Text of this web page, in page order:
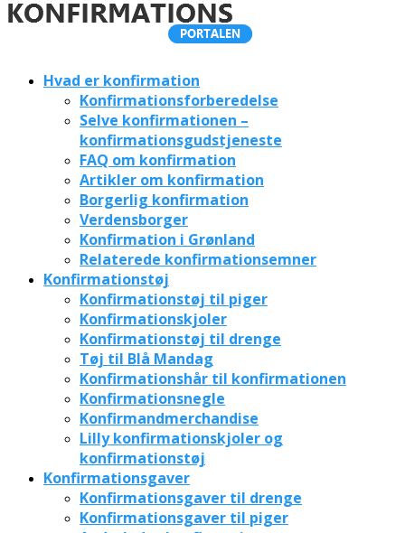
Hvad er konfirmation
Konfirmationsforberedelse
Selve konfirmationen –
konfirmationsgudstjeneste
FAQ om konfirmation
Artikler om konfirmation
Borgerlig konfirmation
Verdensborger
Konfirmation i Grønland
Relaterede konfirmationsemner
Konfirmationstøj
Konfirmationstøj til piger
Konfirmationskjoler
Konfirmationstøj til drenge
Tøj til Blå Mandag
Konfirmationshår til konfirmationen
Konfirmationsnegle
Konfirmandmerchandise
Lilly konfirmationskjoler og
konfirmationstøj
Konfirmationsgaver
Konfirmationsgaver til drenge
Konfirmationsgaver til piger